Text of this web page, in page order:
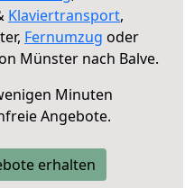
Klaviertransport,
Fernumzug oder
Münster nach Balve.
Minuten
Angebote.
erhalten